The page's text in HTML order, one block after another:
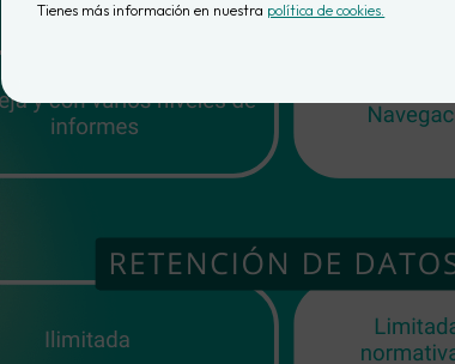
Tienes más información en nuestra política de cookies.